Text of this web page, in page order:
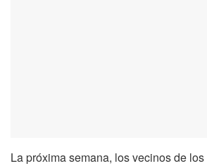
La próxima semana, los vecinos de los